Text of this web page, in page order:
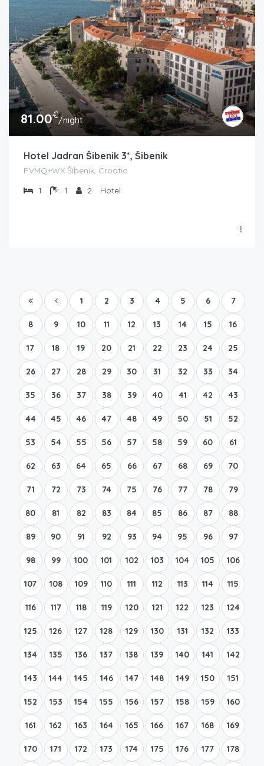
81.00€/night
Hotel Jadran Šibenik 3*, Šibenik
PVMQ+WX Šibenik, Croatia
1
1 2 Hotel
1 2 3 4 5 6 7
8 9 10 11 12 13 14 15 16
17 18 19 20 21 22 23 24 25
26 27 28 29 30 31 32 33 34
35 36 37 38 39 40 41 42 43
44 45 46 47 48 49 50 51 52
53 54 55 56 57 58 59 60 61
62 63 64 65 66 67 68 69 70
71 72 73 74 75 76 77 78 79
80 81 82 83 84 85 86 87 88
89 90 91 92 93 94 95 96 97
98 99 100 101 102 103 104 105 106
107 108 109 110 111 112 113 114 115
116 117 118 119 120 121 122 123 124
125 126 127 128 129 130 131 132 133
134 135 136 137 138 139 140 141 142
143 144 145 146 147 148 149 150 151
152 153 154 155 156 157 158 159 160
161 162 163 164 165 166 167 168 169
170 171 172 173 174 175 176 177 178